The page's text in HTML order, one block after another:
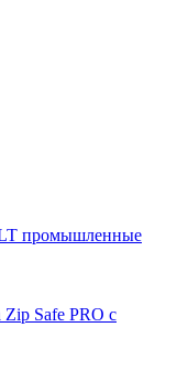
промышленные
Safe PRO с